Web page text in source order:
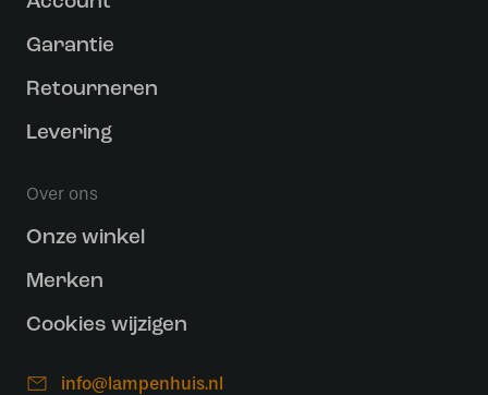
Garantie
Retourneren
Levering
Over ons
Onze winkel
Merken
Cookies wijzigen
info@lampenhuis.nl